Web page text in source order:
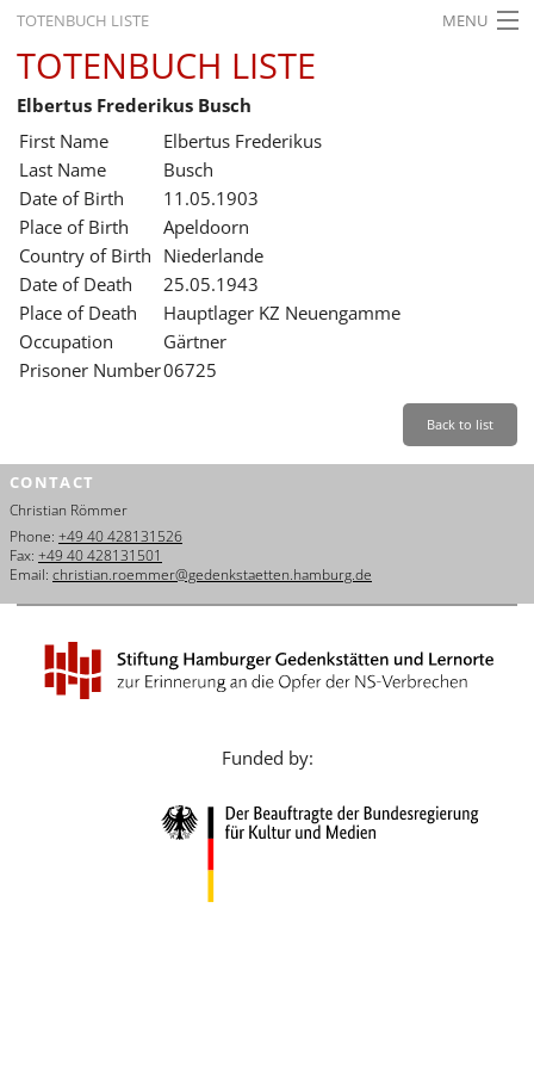
TOTENBUCH LISTE MENU
STARTSEITE
AUSSTELLUNGEN
GESCHICHTE
BILDUNG
FORSCHUNG
SERVICE
Leichte Sprache Back
Dansk
Español
Italiano
Nederlands
Português
TOTENBUCH LISTE
Elbertus Frederikus Busch
First Name
Elbertus Frederikus
Last Name
Busch
Date of Birth
11.05.1903
Place of Birth
Apeldoorn
Country of Birth Niederlande
Date of Death
25.05.1943
Place of Death
Hauptlager KZ Neuengamme
Occupation
Gärtner
Prisoner Number06725
Back to list
CONTACT
Christian Römmer
Phone: +49 40 428131526
Fax: +49 40 428131501
Email: christian.roemmer@gedenkstaetten.hamburg.de
Funded by: